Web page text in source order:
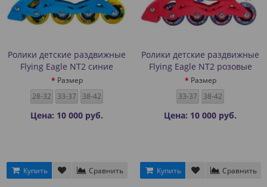
Ролики детские раздвижные
Flying Eagle NT2 синие
Размер
28-32
33-37 38-42
Цена: 10 000 руб.
Купить Сравнить
Ролики детские раздвижные
Flying Eagle NT2 розовые
Размер
33-37
38-42
Цена: 10 000 руб.
Купить Сравнить